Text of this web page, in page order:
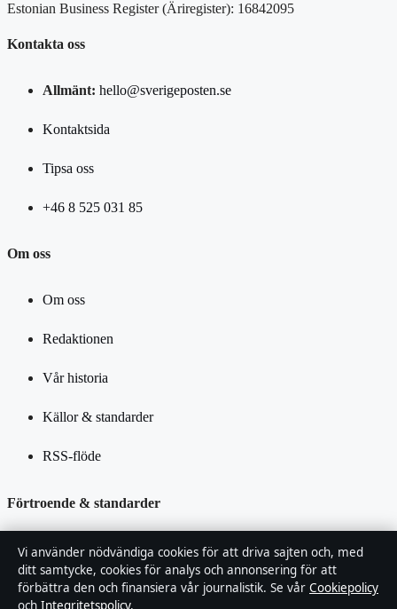
Estonian Business Register (Äriregister): 16842095
Kontakta oss
Allmänt: hello@sverigeposten.se
Kontaktsida
Tipsa oss
+46 8 525 031 85
Om oss
Om oss
Redaktionen
Vår historia
Källor & standarder
RSS-flöde
Förtroende & standarder
Redaktionell policy
Rättelsepolicy
Vi använder nödvändiga cookies för att driva sajten och, med
ditt samtycke, cookies för analys och annonsering för att
förbättra den och finansiera vår journalistik. Se vår Cookiepolicy
och Integritetspolicy.